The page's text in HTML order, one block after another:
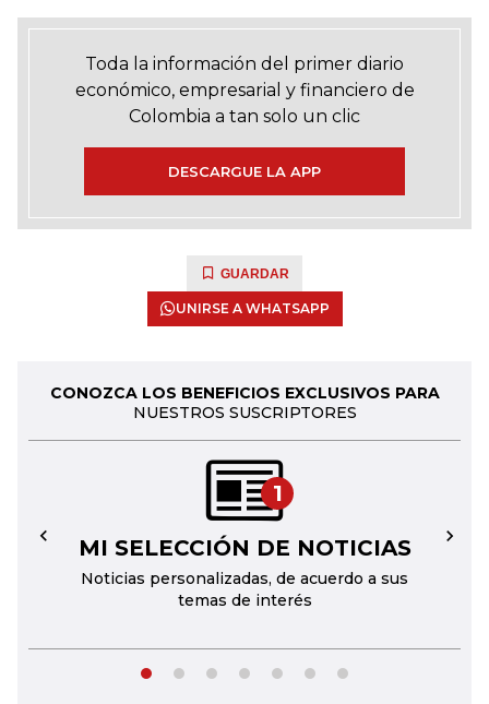
Toda la información del primer diario
económico, empresarial y financiero de
Colombia a tan solo un clic
DESCARGUE LA APP
GUARDAR
UNIRSE A WHATSAPP
CONOZCA LOS BENEFICIOS EXCLUSIVOS PARA
NUESTROS SUSCRIPTORES
1
MI SELECCIÓN DE NOTICIAS
Noticias personalizadas, de acuerdo a sus
temas de interés
← →